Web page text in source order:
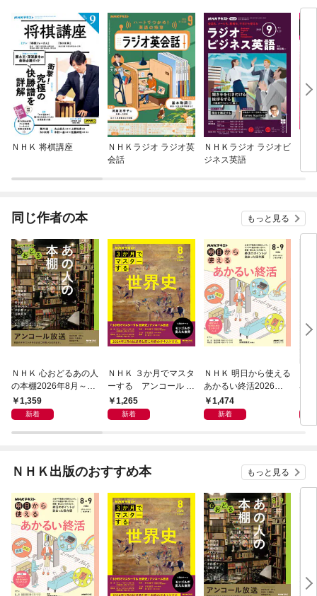
ＮＨＫ 将棋講座
ＮＨＫラジオ ラジオ英
会話
ＮＨＫラジオ ラジオビ
ジネス英語
同じ作者の本 もっと見る
ＮＨＫ 心おどるあの人
の本棚2026年8月～9
月1,359
新着
ＮＨＫ ３か月でマスタ
ーする アンコール 世
界史2026年8月
1,265
新着
ＮＨＫ 明日から使える
あかるい終活2026年8
月～9月
1,474
新着
名
宣
ＮＨＫ出版のおすすめ本 もっと見る